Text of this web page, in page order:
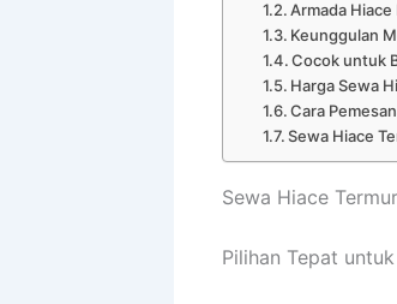
Armada
Keunggulan
Cocok untuk
Harga Sewa
Cara
Sewa Hiace
Sewa Hiace
Pilihan Tepat